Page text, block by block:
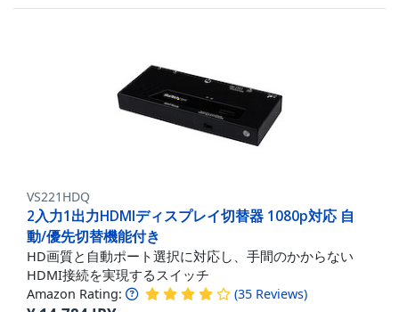
VS221HDQ
2入力1出力HDMIディスプレイ切替器 1080p対応 自
動/優先切替機能付き
HD画質と自動ポート選択に対応し、手間のかからない
HDMI接続を実現するスイッチ
Amazon Rating: (35 Reviews)